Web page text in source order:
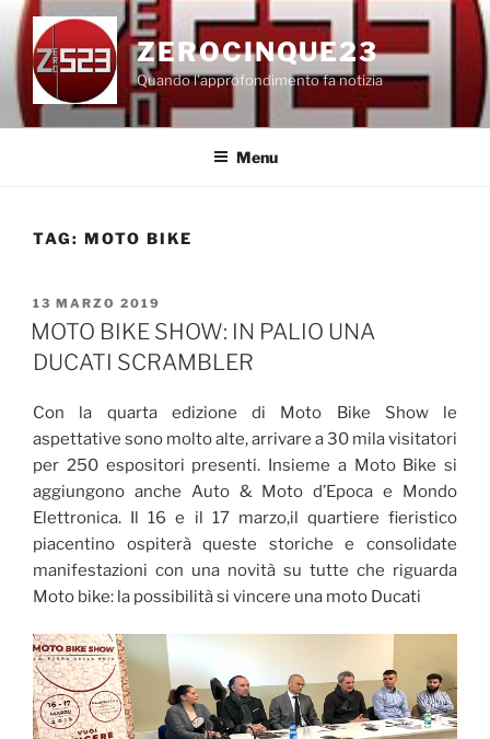
Salta
contenuto
ZEROCINQUE23
Quando l'approfondimento fa notizia
Menu
TAG: MOTO BIKE
PUBBLICATO
IL
13 MARZO 2019
MOTO BIKE SHOW: IN PALIO UNA
DUCATI SCRAMBLER
Con la quarta edizione di Moto Bike Show le
aspettative sono molto alte, arrivare a 30 mila visitatori
per 250 espositori presenti. Insieme a Moto Bike si
aggiungono anche Auto & Moto d’Epoca e Mondo
Elettronica. Il 16 e il 17 marzo,il quartiere fieristico
piacentino ospiterà queste storiche e consolidate
manifestazioni con una novità su tutte che riguarda
Moto bike: la possibilità si vincere una moto Ducati